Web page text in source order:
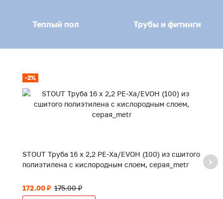
Теплый пол Трубы и фитинги
-2%
STOUT Труба 16 х 2,2 PE-Xa/EVOH (100) из сшитого
полиэтилена с кислородным слоем, серая_metr
172.00 ₽ 175.00 ₽